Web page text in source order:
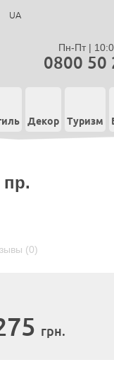
UA
Пн-Пт |
0800 50
Декор Туризм
пр.
(0)
грн.